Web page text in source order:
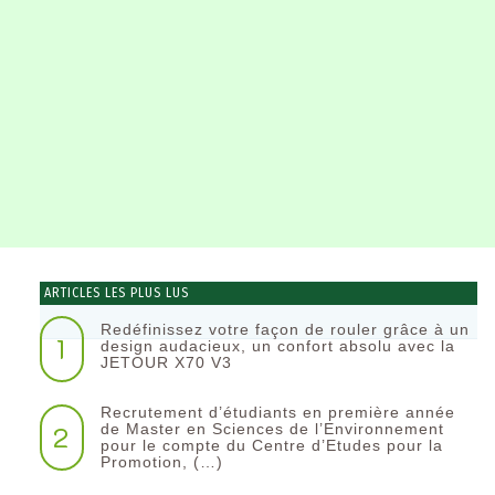
ARTICLES LES PLUS LUS
1
Redéfinissez votre façon de rouler grâce à un
design audacieux, un confort absolu avec la
JETOUR X70 V3
2
Recrutement d’étudiants en première année
de Master en Sciences de l’Environnement
pour le compte du Centre d’Etudes pour la
Promotion, (…)